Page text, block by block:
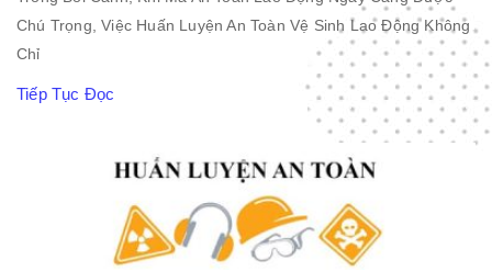
Chú Trọng, Việc Huấn Luyện An Toàn Vệ Sinh Lao Động Không
Chỉ
Tiếp Tục Đọc